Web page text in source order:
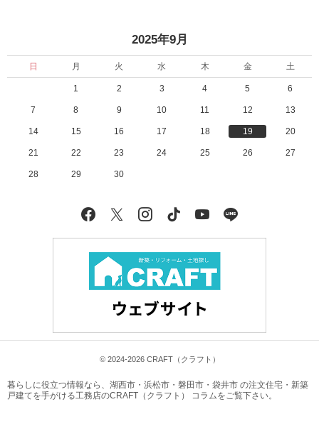
2025年9月
日 月 火 水 木 金 土
1 2 3 4 5 6
7 8 9 10 11 12 13
14 15 16 17 18 19 20
21 22 23 24 25 26 27
28 29 30
Facebook
X Instagram
tiktokYouTube
© 2024-2026 CRAFT（クラフト）
暮らしに役立つ情報なら、 湖西市・浜松市・磐田市・袋井市 の注文住宅・新築
戸建てを手がける工務店のCRAFT（クラフト） コラムをご覧下さい。